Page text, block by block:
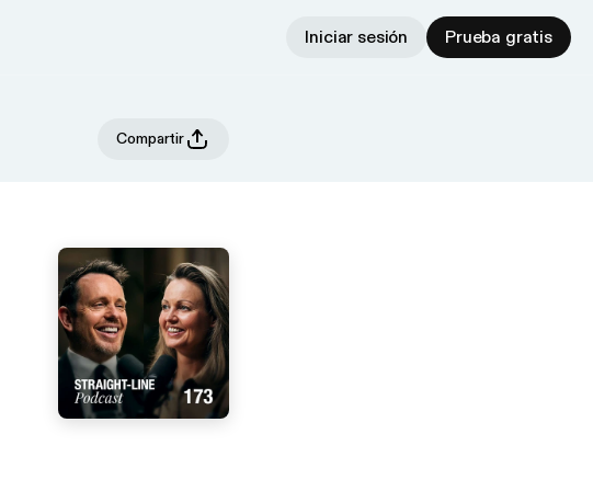
Iniciar sesión Prueba gratis
Compartir